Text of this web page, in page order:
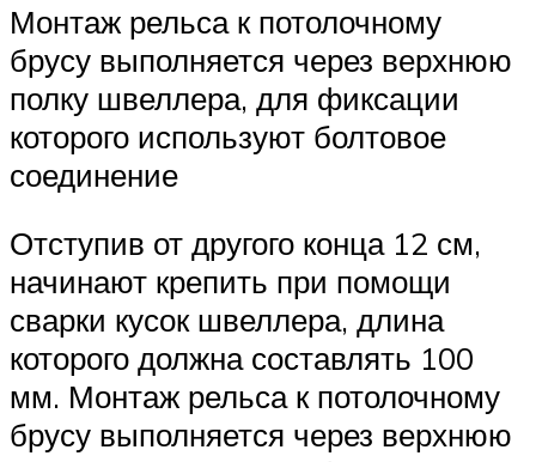
Монтаж рельса к потолочному
брусу выполняется через верхнюю
полку швеллера, для фиксации
которого используют болтовое
соединение
Отступив от другого конца 12 см,
начинают крепить при помощи
сварки кусок швеллера, длина
которого должна составлять 100
мм. Монтаж рельса к потолочному
брусу выполняется через верхнюю